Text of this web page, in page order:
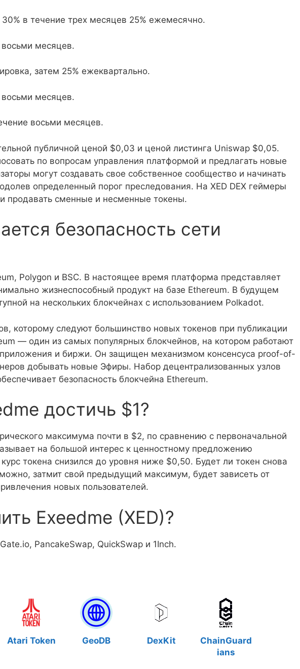
в течение трех месяцев 25% ежемесячно.
месяцев.
затем 25% ежеквартально.
месяцев.
восьми месяцев.
публичной ценой $0,03 и ценой листинга Uniswap $0,05.
по вопросам управления платформой и предлагать новые
могут создавать свое собственное сообщество и начинать
определенный порог преследования. На XED DEX геймеры
продавать сменные и несменные токены.
безопасность сети
Polygon и BSC. В настоящее время платформа представляет
жизнеспособный продукт на базе Ethereum. В будущем
на нескольких блокчейнах с использованием Polkadot.
которому следуют большинство новых токенов при публикации
— один из самых популярных блокчейнов, на котором работают
и биржи. Он защищен механизмом консенсуса proof-of-
добывать новые Эфиры. Набор децентрализованных узлов
безопасность блокчейна Ethereum.
достичь $1?
максимума почти в $2, по сравнению с первоначальной
на большой интерес к ценностному предложению
токена снизился до уровня ниже $0,50. Будет ли токен снова
затмит свой предыдущий максимум, будет зависеть от
новых пользователей.
Exeedme (XED)?
PancakeSwap, QuickSwap и 1Inch.
Atari Token GeoDB DexKit
ChainGuard
ians